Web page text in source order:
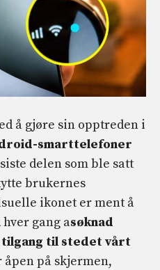
å gjøre sin opptreden i
smarttelefoner
delen som ble satt
brukernes
ikonet er ment å
gang asøknad
tilgang til stedet vårt
åpen på skjermen,